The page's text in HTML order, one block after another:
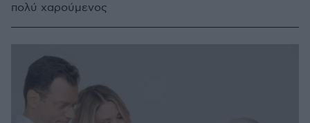
πολύ χαρούμενος